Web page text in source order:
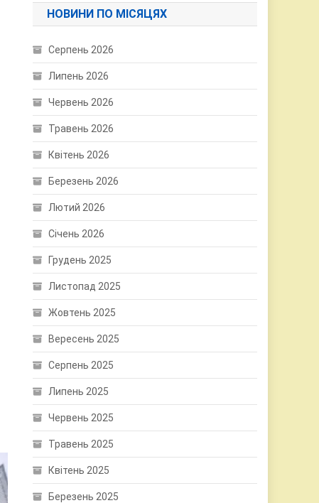
НОВИНИ ПО МІСЯЦЯХ
Серпень 2026
Липень 2026
Червень 2026
Травень 2026
Квітень 2026
Березень 2026
Лютий 2026
Січень 2026
Грудень 2025
Листопад 2025
Жовтень 2025
Вересень 2025
Серпень 2025
Липень 2025
Червень 2025
Травень 2025
Квітень 2025
Березень 2025